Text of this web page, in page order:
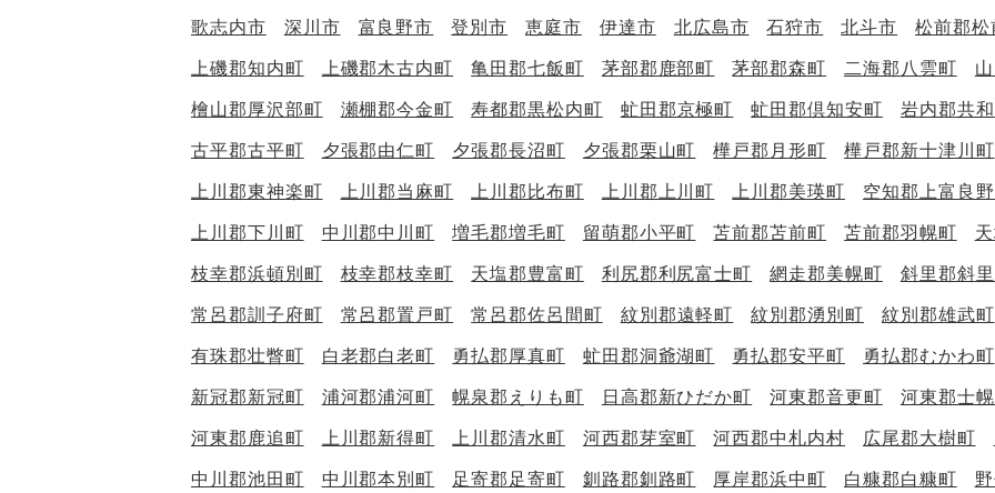
歌志内市 深川市 富良野市 登別市 恵庭市 伊達市 北広島市 石狩市 北斗市 松前郡松
上磯郡知内町 上磯郡木古内町 亀田郡七飯町 茅部郡鹿部町 茅部郡森町 二海郡八雲町
檜山郡厚沢部町 瀬棚郡今金町 寿都郡黒松内町 虻田郡京極町 虻田郡倶知安町 岩内郡共
古平郡古平町 夕張郡由仁町 夕張郡長沼町 夕張郡栗山町 樺戸郡月形町 樺戸郡新十津川町
上川郡東神楽町 上川郡当麻町 上川郡比布町 上川郡上川町 上川郡美瑛町 空知郡上富良
上川郡下川町 中川郡中川町 増毛郡増毛町 留萌郡小平町 苫前郡苫前町 苫前郡羽幌町
枝幸郡浜頓別町 枝幸郡枝幸町 天塩郡豊富町 利尻郡利尻富士町 網走郡美幌町 斜里郡斜
常呂郡訓子府町 常呂郡置戸町 常呂郡佐呂間町 紋別郡遠軽町 紋別郡湧別町 紋別郡雄武町
有珠郡壮瞥町 白老郡白老町 勇払郡厚真町 虻田郡洞爺湖町 勇払郡安平町 勇払郡むかわ町
新冠郡新冠町 浦河郡浦河町 幌泉郡えりも町 日高郡新ひだか町 河東郡音更町 河東郡士
河東郡鹿追町 上川郡新得町 上川郡清水町 河西郡芽室町 河西郡中札内村 広尾郡大樹町
中川郡池田町 中川郡本別町 足寄郡足寄町 釧路郡釧路町 厚岸郡浜中町 白糠郡白糠町